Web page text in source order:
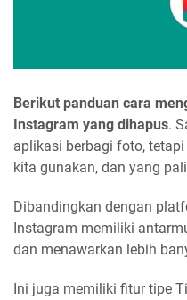
Berikut panduan cara
Instagram yang dihapus.
aplikasi berbagi foto,
kita gunakan, dan yang
Dibandingkan dengan
Instagram memiliki
dan menawarkan lebih
Ini juga memiliki fitur tipe